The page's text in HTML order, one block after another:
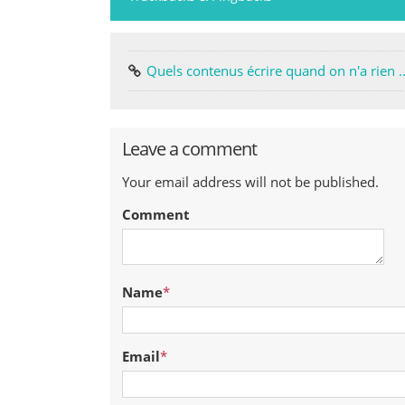
Quels contenus écrire quand on n'a rien
Leave a comment
Your email address will not be published.
Comment
Name*
Email*